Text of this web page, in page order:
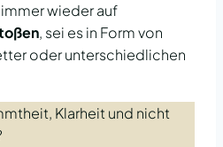
akzeptieren
Inhalte
wieder auf
, sei es in Form von
oder unterschiedlichen
Klarheit und nicht